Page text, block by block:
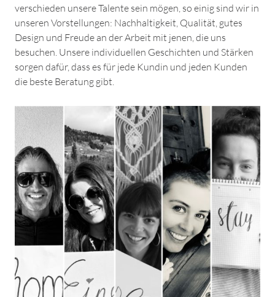
verschieden unsere Talente sein mögen, so einig sind wir in
unseren Vorstellungen: Nachhaltigkeit, Qualität, gutes
Design und Freude an der Arbeit mit jenen, die uns
besuchen. Unsere individuellen Geschichten und Stärken
sorgen dafür, dass es für jede Kundin und jeden Kunden
die beste Beratung gibt.